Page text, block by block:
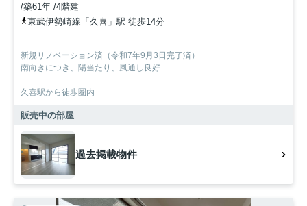
/築61年 /4階建
東武伊勢崎線「久喜」駅 徒歩14分
新規リノベーション済（令和7年9月3日完了済）
南向きにつき、陽当たり、風通し良好
久喜駅から徒歩圏内
販売中の部屋
過去掲載物件